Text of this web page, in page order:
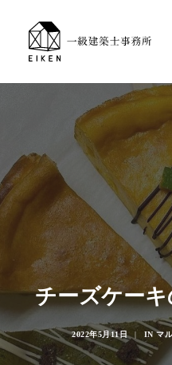
チーズケー
2022年5月11日 | INマ